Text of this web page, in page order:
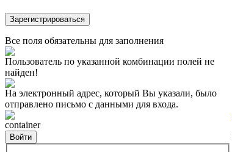
Зарегистрироваться
Все поля обязательны для заполнения
Пользователь по указанной комбинации полей не
найден!
На электронный адрес, который Вы указали, было
отправлено письмо с данными для входа.
container
Войти